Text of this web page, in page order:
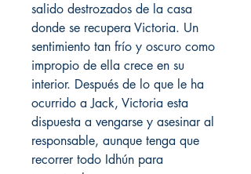
salido destrozados de la casa
donde se recupera Victoria. Un
sentimiento tan frío y oscuro como
impropio de ella crece en su
interior. Después de lo que le ha
ocurrido a Jack, Victoria esta
dispuesta a vengarse y asesinar al
responsable, aunque tenga que
recorrer todo Idhún para